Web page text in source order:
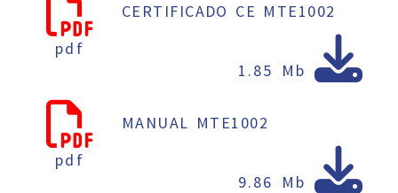
pdf
CERTIFICADO CE MTE1002
1.85 Mb
pdf
MANUAL MTE1002
9.86 Mb